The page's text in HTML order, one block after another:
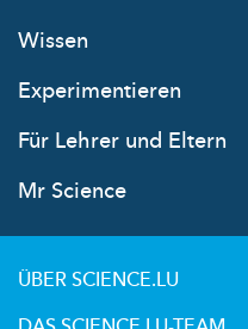
Wissen
Experimentieren
Für Lehrer und Eltern
Mr Science
ÜBER SCIENCE.LU